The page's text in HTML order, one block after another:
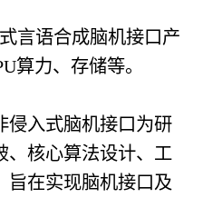
言语合成脑机接口产
算力、存储等。
侵入式脑机接口为研
、核心算法设计、工
旨在实现脑机接口及